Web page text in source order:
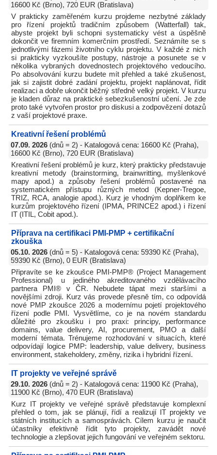
16600 Kč (Brno), 720 EUR (Bratislava)
V prakticky zaměřeném kurzu projdeme nezbytné základy
pro řízení projektů tradičním způsobem (Watterfall) tak,
abyste projekt byli schopni systematicky vést a úspěšně
dokončit ve firemním komerčním prostředí. Seznámíte se s
jednotlivými fázemi životního cyklu projektu. V každé z nich
si prakticky vyzkoušíte postupy, nástroje a posunete se v
několika vybraných dovednostech projektového vedoucího.
Po absolvování kurzu budete mít přehled a také zkušenost,
jak si zajistit dobré zadání projektu, projekt naplánovat, řídit
realizaci a dobře ukončit běžný středně velký projekt. V kurzu
je kladen důraz na praktické sebezkušenostní učení. Je zde
proto také vytvořen prostor pro diskusi a zodpovězení dotazů
z vaší projektové praxe.
Kreativní řešení problémů
07.09. 2026 (dnů = 2) - Katalogová cena: 16600 Kč (Praha),
16600 Kč (Brno), 720 EUR (Bratislava)
Kreativní řešení problémů je kurz, který prakticky představuje
kreativní metody (brainstorming, brainwritting, myšlenkové
mapy apod.) a způsoby řešení problémů postavené na
systematickém přístupu různých metod (Kepner-Tregoe,
TRIZ, RCA, analogie apod.). Kurz je vhodným doplňkem ke
kurzům projektového řízení (IPMA, PRINCE2 apod.) i řízení
IT (ITIL, Cobit apod.).
Příprava na certifikaci PMI-PMP + certifikační
zkouška
05.10. 2026 (dnů = 5) - Katalogová cena: 59390 Kč (Praha),
59390 Kč (Brno), 0 EUR (Bratislava)
Připravíte se ke zkoušce PMI-PMP® (Project Management
Professional) u jediného akreditovaného vzdělávacího
partnera PMI® v ČR. Nebudete tápat mezi staršími a
novějšími zdroji. Kurz vás provede přesně tím, co odpovídá
nové PMP zkoušce 2026 a modernímu pojetí projektového
řízení podle PMI. Vysvětlíme, co je na novém standardu
důležité pro zkoušku i pro praxi: principy, performance
domains, value delivery, AI, procurement, PMO a další
moderní témata. Trénujeme rozhodování v situacích, které
odpovídají logice PMP: leadership, value delivery, business
environment, stakeholdery, změny, rizika i hybridní řízení.
IT projekty ve veřejné správě
29.10. 2026 (dnů = 2) - Katalogová cena: 11900 Kč (Praha),
11900 Kč (Brno), 470 EUR (Bratislava)
Kurz IT projekty ve veřejné správě představuje komplexní
přehled o tom, jak se plánují, řídí a realizují IT projekty ve
státních institucích a samosprávách. Cílem kurzu je naučit
účastníky efektivně řídit tyto projekty, zavádět nové
technologie a zlepšovat jejich fungování ve veřejném sektoru.